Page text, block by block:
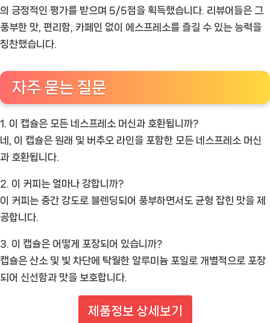
의 긍정적인 평가를 받으며 5/5점을 획득했습니다. 리뷰어들은 그
풍부한 맛, 편리함, 카페인 없이 에스프레소를 즐길 수 있는 능력을
칭찬했습니다.
자주 묻는 질문
1. 이 캡슐은 모든 네스프레소 머신과 호환됩니까?
네, 이 캡슐은 원래 및 버추오 라인을 포함한 모든 네스프레소 머신
과 호환됩니다.
2. 이 커피는 얼마나 강합니까?
이 커피는 중간 강도로 블렌딩되어 풍부하면서도 균형 잡힌 맛을 제
공합니다.
3. 이 캡슐은 어떻게 포장되어 있습니까?
캡슐은 산소 및 빛 차단에 탁월한 알루미늄 포일로 개별적으로 포장
되어 신선함과 맛을 보호합니다.
제품정보 상세보기